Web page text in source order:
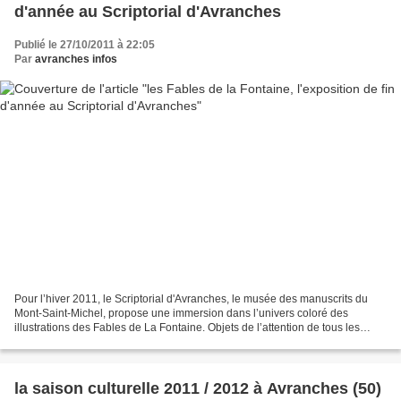
d'année au Scriptorial d'Avranches
Publié le 27/10/2011 à 22:05
Par avranches infos
Pour l’hiver 2011, le Scriptorial d'Avranches, le musée des manuscrits du
Mont-Saint-Michel, propose une immersion dans l’univers coloré des
illustrations des Fables de La Fontaine. Objets de l’attention de tous les
la saison culturelle 2011 / 2012 à Avranches (50)